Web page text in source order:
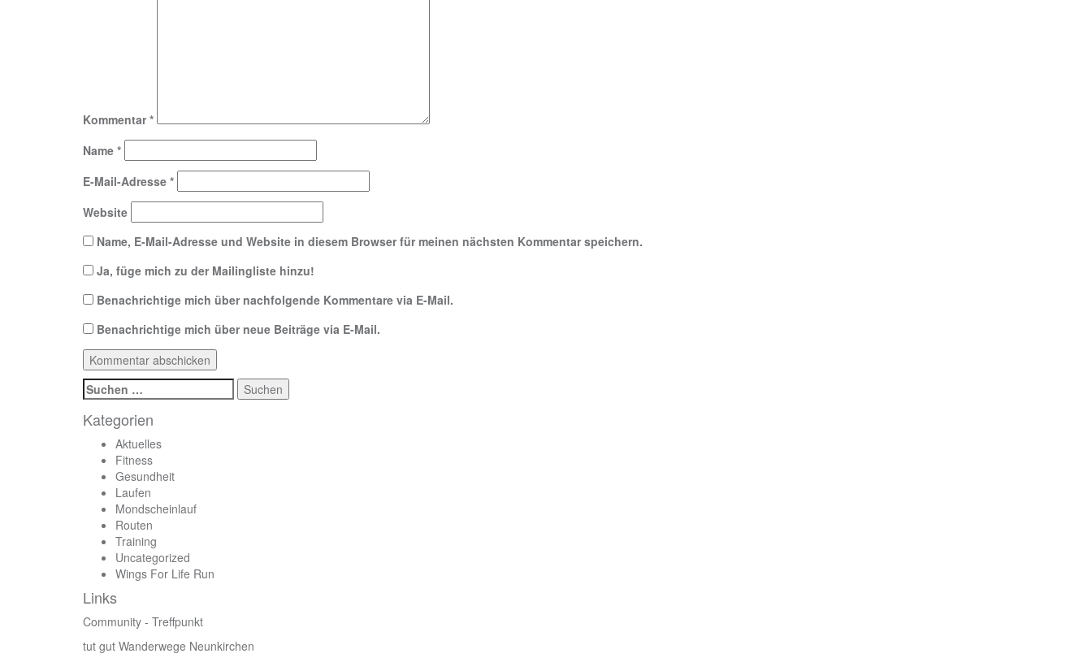
Kommentar*
Name *
E-Mail-Adresse *
Website
Name, E-Mail-Adresse und Website in diesem Browser für meinen nächsten Kommentar speichern.
Ja, füge mich zu der Mailingliste hinzu!
Benachrichtige mich über nachfolgende Kommentare via E-Mail.
Benachrichtige mich über neue Beiträge via E-Mail.
Suchen
nach:
Kategorien
Aktuelles
Fitness
Gesundheit
Laufen
Mondscheinlauf
Routen
Training
Uncategorized
Wings For Life Run
Links
Community - Treffpunkt
tut gut Wanderwege Neunkirchen